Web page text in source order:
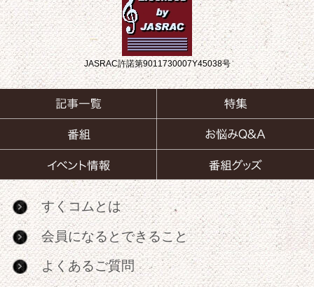
JASRAC許諾第9011730007Y45038号
すくコムとは
会員になるとできること
よくあるご質問